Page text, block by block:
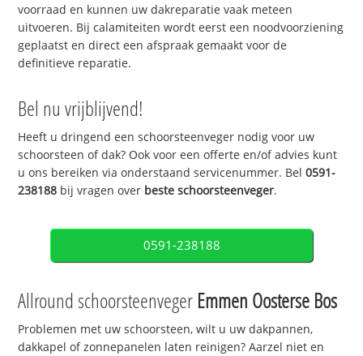
voorraad en kunnen uw dakreparatie vaak meteen
uitvoeren. Bij calamiteiten wordt eerst een noodvoorziening
geplaatst en direct een afspraak gemaakt voor de
definitieve reparatie.
Bel nu vrijblijvend!
Heeft u dringend een schoorsteenveger nodig voor uw
schoorsteen of dak? Ook voor een offerte en/of advies kunt
u ons bereiken via onderstaand servicenummer. Bel0591-
238188 bij vragen over beste schoorsteenveger.
0591-238188
Allround schoorsteenveger Emmen Oosterse Bos
Problemen met uw schoorsteen, wilt u uw dakpannen,
dakkapel of zonnepanelen laten reinigen? Aarzel niet en